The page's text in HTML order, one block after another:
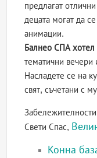
предлагат
децата могат да
анимации.
Балнео СПА хотел
тематични вечери
Насладете се на
свят, съчетани с
Свети Спас,
Конна